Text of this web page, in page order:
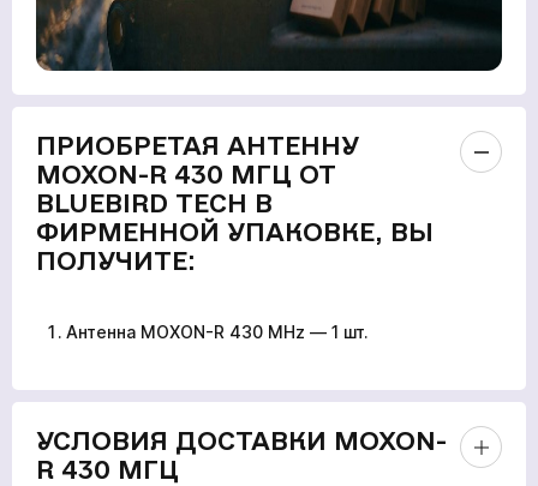
ПРИОБРЕТАЯ АНТЕННУ
MOXON-R 430 МГЦ ОТ
BLUEBIRD TECH В
ФИРМЕННОЙ УПАКОВКЕ, ВЫ
ПОЛУЧИТЕ:
Антенна MOXON-R 430 MHz — 1 шт.
УСЛОВИЯ ДОСТАВКИ MOXON-
R 430 МГЦ